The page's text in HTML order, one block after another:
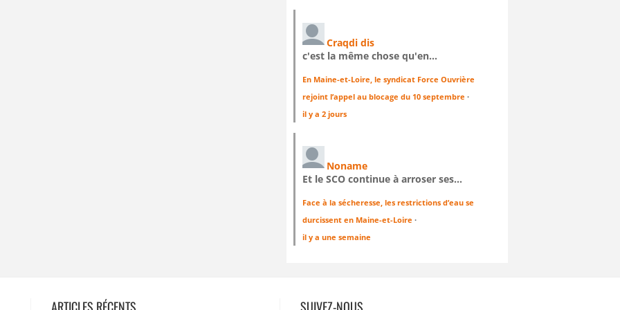
Craqdi dis
c'est la même chose qu'en…
En Maine-et-Loire, le syndicat Force Ouvrière
rejoint l’appel au blocage du 10 septembre ·
il y a 2 jours
Noname
Et le SCO continue à arroser ses…
Face à la sécheresse, les restrictions d’eau se
durcissent en Maine-et-Loire ·
il y a une semaine